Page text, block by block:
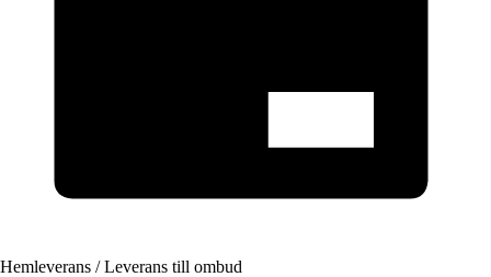
Hemleverans / Leverans till ombud